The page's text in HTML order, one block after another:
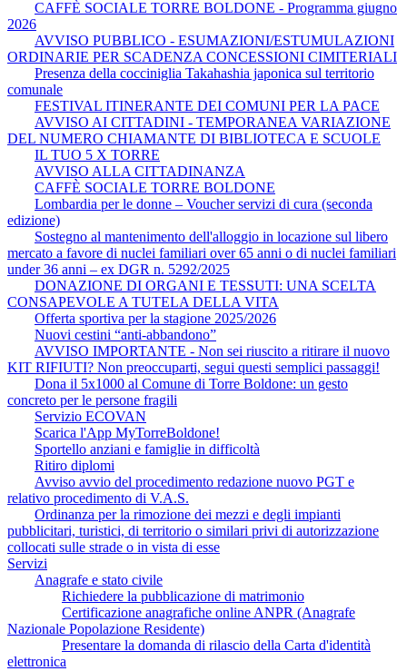
CAFFÈ SOCIALE TORRE BOLDONE - Programma giugno
2026
AVVISO PUBBLICO - ESUMAZIONI/ESTUMULAZIONI
ORDINARIE PER SCADENZA CONCESSIONI CIMITERIALI
Presenza della cocciniglia Takahashia japonica sul territorio
comunale
FESTIVAL ITINERANTE DEI COMUNI PER LA PACE
AVVISO AI CITTADINI - TEMPORANEA VARIAZIONE
DEL NUMERO CHIAMANTE DI BIBLIOTECA E SCUOLE
IL TUO 5 X TORRE
AVVISO ALLA CITTADINANZA
CAFFÈ SOCIALE TORRE BOLDONE
Lombardia per le donne – Voucher servizi di cura (seconda
edizione)
Sostegno al mantenimento dell'alloggio in locazione sul libero
mercato a favore di nuclei familiari over 65 anni o di nuclei familiari
under 36 anni – ex DGR n. 5292/2025
DONAZIONE DI ORGANI E TESSUTI: UNA SCELTA
CONSAPEVOLE A TUTELA DELLA VITA
Offerta sportiva per la stagione 2025/2026
Nuovi cestini “anti-abbandono”
AVVISO IMPORTANTE - Non sei riuscito a ritirare il nuovo
KIT RIFIUTI? Non preoccuparti, segui questi semplici passaggi!
Dona il 5x1000 al Comune di Torre Boldone: un gesto
concreto per le persone fragili
Servizio ECOVAN
Scarica l'App MyTorreBoldone!
Sportello anziani e famiglie in difficoltà
Ritiro diplomi
Avviso avvio del procedimento redazione nuovo PGT e
relativo procedimento di V.A.S.
Ordinanza per la rimozione dei mezzi e degli impianti
pubblicitari, turistici, di territorio o similari privi di autorizzazione
collocati sulle strade o in vista di esse
Servizi
Anagrafe e stato civile
Richiedere la pubblicazione di matrimonio
Certificazione anagrafiche online ANPR (Anagrafe
Nazionale Popolazione Residente)
Presentare la domanda di rilascio della Carta d'identità
elettronica